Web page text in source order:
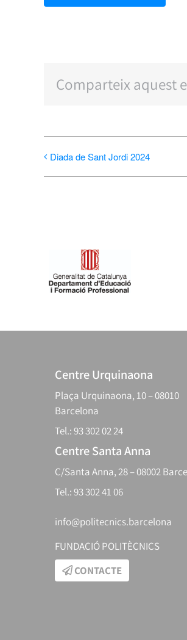
Comparteix aquest
Diada de Sant Jordi 2024
Centre Urquinaona
Plaça Urquinaona, 10 – 08010
Barcelona
Tel.: 93 302 02 24
Centre Santa Anna
C/Santa Anna, 28 – 08002
Tel.: 93 302 41 06
info@politecnics.barcelona
FUNDACIÓ POLITÈCNICS
CONTACTE